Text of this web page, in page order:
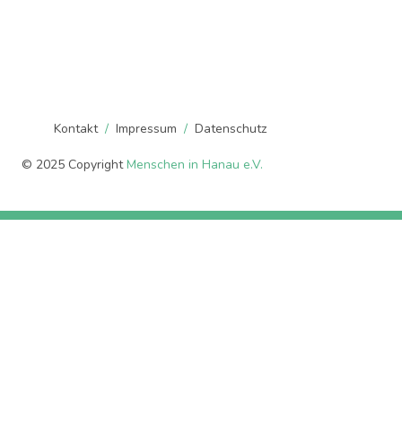
Kontakt Impressum Datenschutz
© 2025 CopyrightMenschen in Hanau e.V.